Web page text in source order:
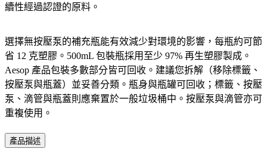
續性經過認證的原料。​
選擇無按壓泵的補充瓶能有效減少對環境的影響，每瓶約可節
省 12 克塑膠。500mL 包裝瓶採用至少 97% 再生塑膠製成。
Aesop 產品包裝多數部分皆可回收。建議您拆解（移除標籤、
按壓泵與瓶蓋）並妥善分類。瓶身與瓶罐可回收；標籤、按壓
泵、滴管與瓶蓋則應棄置於一般垃圾桶中。按壓泵與滴管亦可
重複使用。​
產品描述